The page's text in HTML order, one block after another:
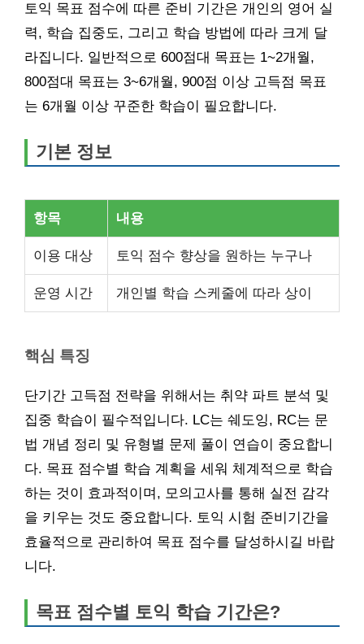
토익 목표 점수에 따른 준비 기간은 개인의 영어 실
력, 학습 집중도, 그리고 학습 방법에 따라 크게 달
라집니다. 일반적으로 600점대 목표는 1~2개월,
800점대 목표는 3~6개월, 900점 이상 고득점 목표
는 6개월 이상 꾸준한 학습이 필요합니다.
기본 정보
항목 내용
이용 대상 토익 점수 향상을 원하는 누구나
운영 시간 개인별 학습 스케줄에 따라 상이
핵심 특징
단기간 고득점 전략을 위해서는 취약 파트 분석 및
집중 학습이 필수적입니다. LC는 쉐도잉, RC는 문
법 개념 정리 및 유형별 문제 풀이 연습이 중요합니
다. 목표 점수별 학습 계획을 세워 체계적으로 학습
하는 것이 효과적이며, 모의고사를 통해 실전 감각
을 키우는 것도 중요합니다. 토익 시험 준비기간을
효율적으로 관리하여 목표 점수를 달성하시길 바랍
니다.
목표 점수별 토익 학습 기간은?